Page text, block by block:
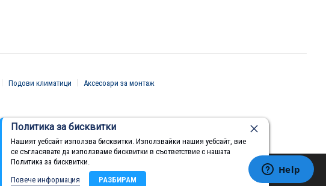
Политика за бисквитки
Нашият уебсайт използва бисквитки. Използвайки нашия уебсайт, вие
се съгласявате да използваме бисквитки в съответствие с нашата
Политика за бисквитки.
Повече информация
РАЗБИРАМ
Подови климатици Аксесоари за монтаж